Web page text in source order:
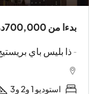
بدءا من700,000درهم إماراتي
- ذا بليس باي
استوديو 1 و2 و3